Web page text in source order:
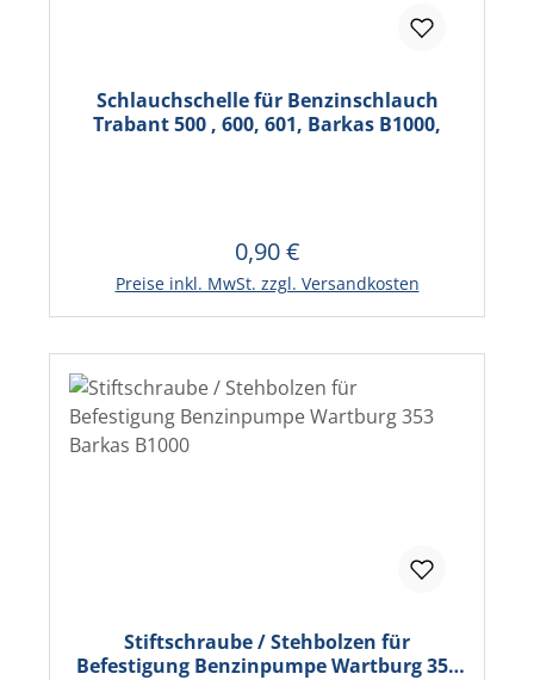
Schlauchschelle für Benzinschlauch
Trabant 500 , 600, 601, Barkas B1000,
Regulärer Preis:
0,90 €
Preise inkl. MwSt. zzgl. Versandkosten
In den Warenkorb
Stiftschraube / Stehbolzen für
Befestigung Benzinpumpe Wartburg 353